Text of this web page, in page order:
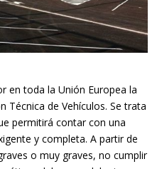
en toda la Unión Europea la
Técnica de Vehículos. Se trata
permitirá contar con una
y completa. A partir de
o muy graves, no cumplir